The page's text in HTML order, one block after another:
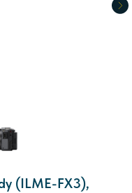
(ILME-FX3),